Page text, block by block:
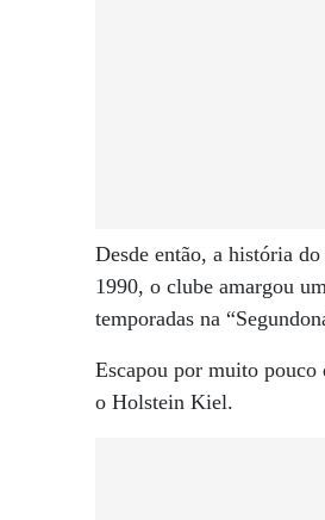
Desde então, a história
1990, o clube amargou
temporadas na
Escapou por muito pouco
o Holstein Kiel.